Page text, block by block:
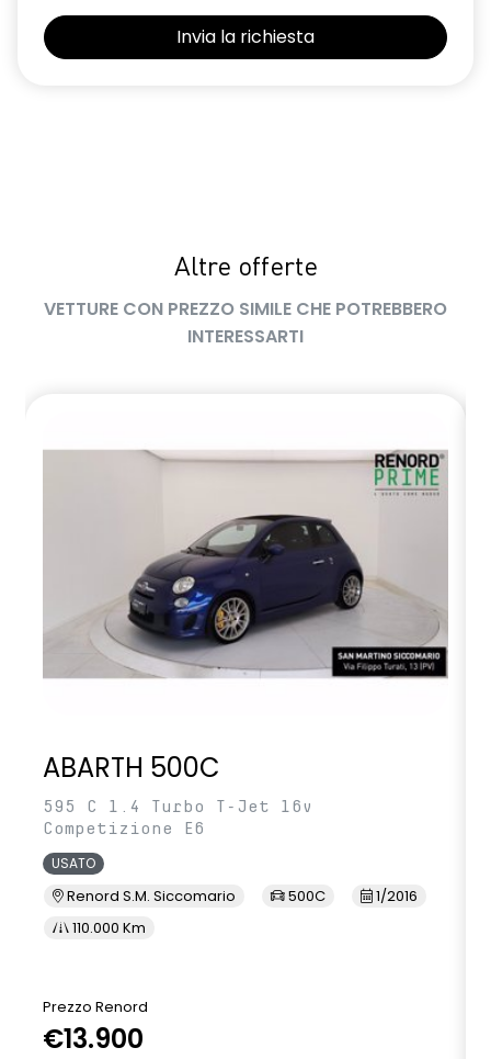
Sedili con sistema isofix
Volante regolabile in altezza e profondità
Altre offerte
VETTURE CON PREZZO SIMILE CHE POTREBBERO
INTERESSARTI
ABARTH 500C
595 C 1.4 Turbo T-Jet 16v
Competizione E6
USATO
Renord S.M. Siccomario 500C
1/2016
110.000 Km
Prezzo Renord
€13.900